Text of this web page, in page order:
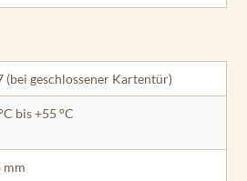
(bei geschlossener Kartentür)
bis +55 °C
mm